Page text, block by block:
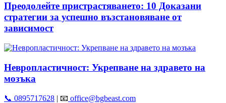
Преодолейте пристрастяването: 10 Доказани
стратегии за успешно възстановяване от
зависимост
Невропластичност: Укрепване на здравето на
мозъка
📞 0895717628 | 📧 office@bgbeast.com